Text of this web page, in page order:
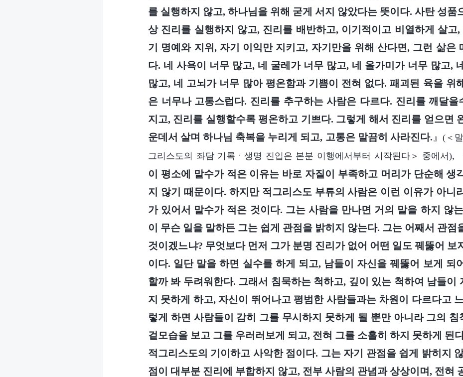
를 실행하지 않고, 하나님을 위해 굳게 서지 않았다는 뜻이다. 사탄 성품
상 진리를 실행하지 않고, 진리를 배반하고, 이기적이고 비열하게 살고
기 명예와 지위, 자기 이익만 지키고, 자기만을 위해 산다면, 그런 삶은
다. 네 사욕이 너무 많고, 네 굴레가 너무 많고, 네 올가미가 너무 많고,
많고, 네 고뇌가 너무 많아 평온함과 기쁨이 전혀 없다. 패괴된 육을 위
은 너무나 고통스럽다. 진리를 추구하는 사람은 다르다. 진리를 깨달을
지고, 진리를 실행할수록 평온하고 기쁘다. 그렇게 해서 진리를 얻으면
운데서 살며 하나님 축복을 누리게 되고, 고통은 말끔히 사라진다. 』 (＜
그리스도의 좌담 기록ㆍ생명 진입은 본분 이행에서부터 시작된다＞ 중에서),
이 평소에 말수가 적은 이유는 바로 자질이 부족하고 머리가 단순해 생
지 않기 때문이다. 하지만 적그리스도 부류의 사람은 이런 이유가 아니
가 있어서 말수가 적은 것이다. 그는 사람을 만나면 거의 말을 하지 않
이 무슨 일을 말하든 그는 쉽게 관점을 밝히지 않는다. 그는 어째서 관점
것이겠느냐? 무엇보다 먼저 그가 분명 진리가 없어 어떤 일도 꿰뚫어 보
이다. 일단 말을 하면 실수를 하게 되고, 남들이 자신을 꿰뚫어 보게 되
할까 봐 두려워한다. 그래서 침묵하는 척하고, 깊이 있는 척하여 남들이
지 못하게 하고, 자신이 뛰어나고 평범한 사람들과는 차원이 다르다고
렇게 하면 사람들이 감히 그를 무시하지 못하게 될 뿐만 아니라 그의 침
겉모습을 보고 그를 우러러보게 되고, 전혀 그를 소홀히 하지 못하게 된
적그리스도의 기이하고 사악한 점이다. 그는 자기 관점을 쉽게 밝히지
점이 대부분 진리에 부합하지 않고, 전부 사람의 관념과 상상이며, 전혀